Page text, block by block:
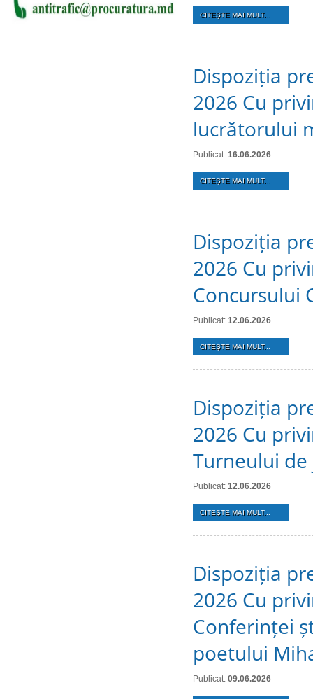
CITEŞTE MAI MULT...
Dispoziția
2026 Cu
lucrătorului
Publicat: 16.06.2026
CITEŞTE MAI MULT...
Dispoziția
2026 Cu
Concursului
Publicat: 12.06.2026
CITEŞTE MAI MULT...
Dispoziția
2026 Cu
Turneului de
Publicat: 12.06.2026
CITEŞTE MAI MULT...
Dispoziția
2026 Cu
Conferinței
poetului
Publicat: 09.06.2026